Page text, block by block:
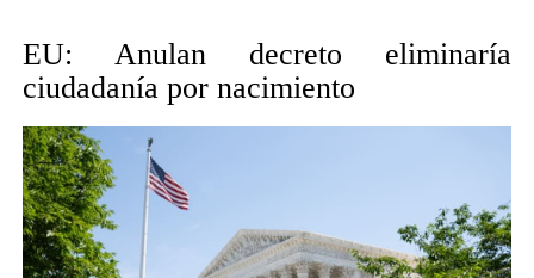
EU: Anulan decreto eliminaría
ciudadanía por nacimiento